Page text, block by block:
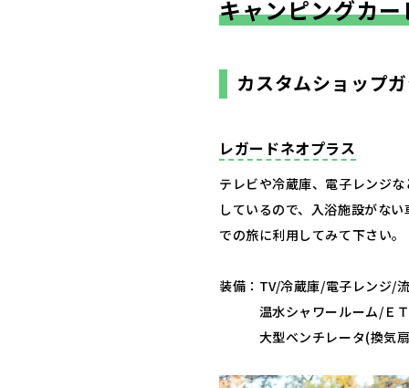
キャンピングカ
カスタムショップ
​レガードネオプラス
テレビや冷蔵庫、電子レンジ
しているので、入浴施設がな
での旅に利用してみて下さい。
装備：TV/冷蔵庫/電子レンジ/
温水シャワールーム/ＥＴ
大型ベンチレータ(換気扇)